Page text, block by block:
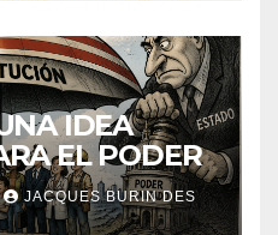
IDEA
EL PODER
JACQUES BURIN DES